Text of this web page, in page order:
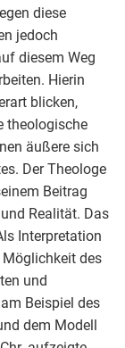
diese
jedoch
diesem Weg
Hierin
blicken,
theologische
äußere sich
Der Theologe
Beitrag
Realität. Das
Interpretation
Möglichkeit des
und
Beispiel des
dem Modell